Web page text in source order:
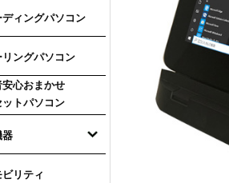
ディングパソコン
ングパソコン
心おまかせ
トパソコン
リティ